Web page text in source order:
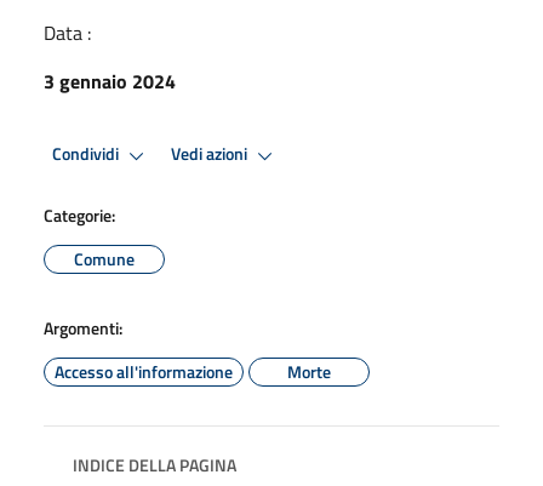
Data :
3 gennaio 2024
Condividi Vedi azioni
Categorie:
Comune
Argomenti:
Accesso all'informazione
Morte
INDICE DELLA PAGINA